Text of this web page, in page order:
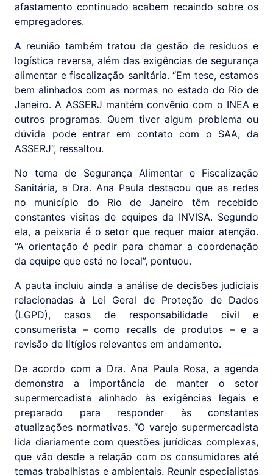
afastamento continuado acabem recaindo sobre os
empregadores.
A reunião também tratou da gestão de resíduos e
logística reversa, além das exigências de segurança
alimentar e fiscalização sanitária. “Em tese, estamos
bem alinhados com as normas no estado do Rio de
Janeiro. A ASSERJ mantém convênio com o INEA e
outros programas. Quem tiver algum problema ou
dúvida pode entrar em contato com o SAA, da
ASSERJ”, ressaltou.
No tema de Segurança Alimentar e Fiscalização
Sanitária, a Dra. Ana Paula destacou que as redes
no município do Rio de Janeiro têm recebido
constantes visitas de equipes da INVISA. Segundo
ela, a peixaria é o setor que requer maior atenção.
“A orientação é pedir para chamar a coordenação
da equipe que está no local”, pontuou.
A pauta incluiu ainda a análise de decisões judiciais
relacionadas à Lei Geral de Proteção de Dados
(LGPD), casos de responsabilidade civil e
consumerista – como recalls de produtos – e a
revisão de litígios relevantes em andamento.
De acordo com a Dra. Ana Paula Rosa, a agenda
demonstra a importância de manter o setor
supermercadista alinhado às exigências legais e
preparado para responder às constantes
atualizações normativas. “O varejo supermercadista
lida diariamente com questões jurídicas complexas,
que vão desde a relação com os consumidores até
temas trabalhistas e ambientais. Reunir especialistas